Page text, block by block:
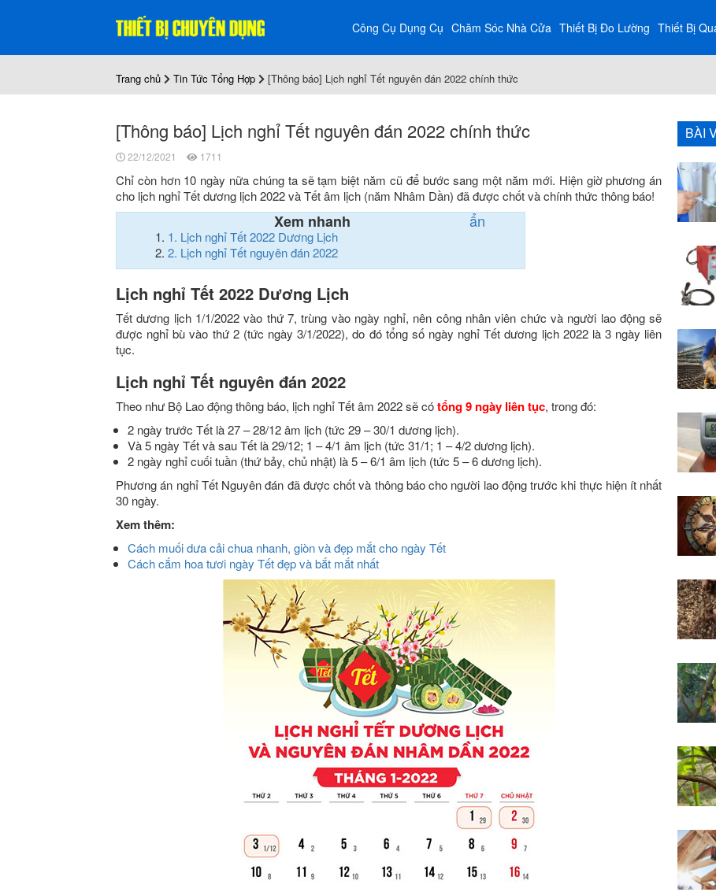
Công Cụ Dụng Cụ Chăm Sóc Nhà Cửa Thiết Bị Đo Lường Thiết Bị
Trang chủ Tin Tức Tổng Hợp [Thông báo] Lịch nghỉ Tết nguyên đán 2022 chính thức
[Thông báo] Lịch nghỉ Tết nguyên đán 2022 chính thức
22/12/2021 1711
Chỉ còn hơn 10 ngày nữa chúng ta sẽ tạm biệt năm cũ để bước sang một năm mới. Hiện giờ phương án
cho lịch nghỉ Tết dương lịch 2022 và Tết âm lịch (năm Nhâm Dần) đã được chốt và chính thức thông báo!
Xem nhanh ẩn
1. Lịch nghỉ Tết 2022 Dương Lịch
2. Lịch nghỉ Tết nguyên đán 2022
Lịch nghỉ Tết 2022 Dương Lịch
Tết dương lịch 1/1/2022 vào thứ 7, trùng vào ngày nghỉ, nên công nhân viên chức và người lao động sẽ
được nghỉ bù vào thứ 2 (tức ngày 3/1/2022), do đó tổng số ngày nghỉ Tết dương lịch 2022 là 3 ngày liên
tục.
Lịch nghỉ Tết nguyên đán 2022
Theo như Bộ Lao động thông báo, lịch nghỉ Tết âm 2022 sẽ cótổng 9 ngày liên tục, trong đó:
2 ngày trước Tết là 27 – 28/12 âm lịch (tức 29 – 30/1 dương lịch).
Và 5 ngày Tết và sau Tết là 29/12; 1 – 4/1 âm lịch (tức 31/1; 1 – 4/2 dương lịch).
2 ngày nghỉ cuối tuần (thứ bảy, chủ nhật) là 5 – 6/1 âm lịch (tức 5 – 6 dương lịch).
Phương án nghỉ Tết Nguyên đán đã được chốt và thông báo cho người lao động trước khi thực hiện ít nhất
30 ngày.
Xem thêm:
Cách muối dưa cải chua nhanh, giòn và đẹp mắt cho ngày Tết
Cách cắm hoa tươi ngày Tết đẹp và bắt mắt nhất
BÀI